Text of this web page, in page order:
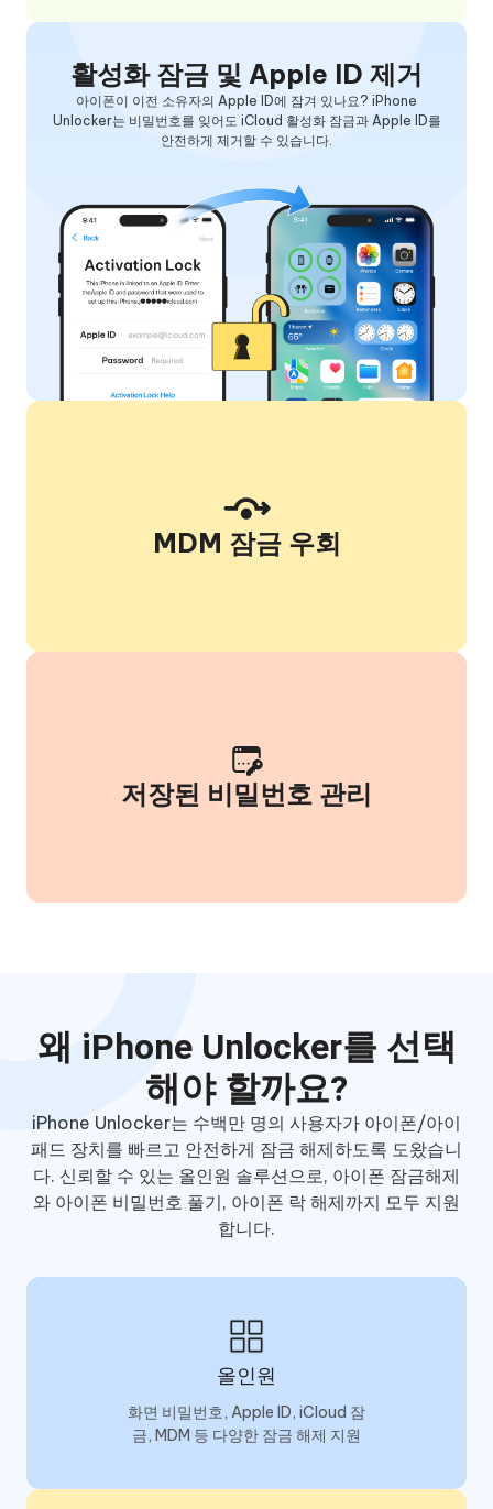
활성화 잠금 및 Apple ID 제거
아이폰이 이전 소유자의 Apple ID에 잠겨 있나요? iPhone
Unlocker는 비밀번호를 잊어도 iCloud 활성화 잠금과 Apple ID를
안전하게 제거할 수 있습니다.
MDM 잠금 우회
저장된 비밀번호 관리
왜 iPhone Unlocker를 선택
해야 할까요?
iPhone Unlocker는 수백만 명의 사용자가 아이폰/아이
패드 장치를 빠르고 안전하게 잠금 해제하도록 도왔습니
다. 신뢰할 수 있는 올인원 솔루션으로, 아이폰 잠금해제
와 아이폰 비밀번호 풀기, 아이폰 락 해제까지 모두 지원
합니다.
올인원
화면 비밀번호, Apple ID, iCloud 잠
금, MDM 등 다양한 잠금 해제 지원